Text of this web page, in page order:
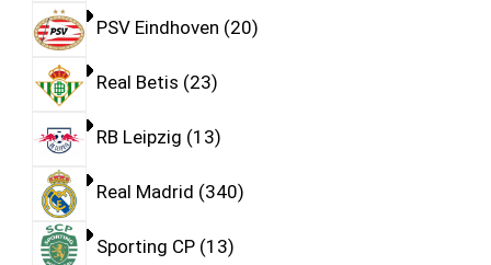
PSV Eindhoven 20
Real Betis 23
RB Leipzig 13
Real Madrid 340
Sporting CP 13